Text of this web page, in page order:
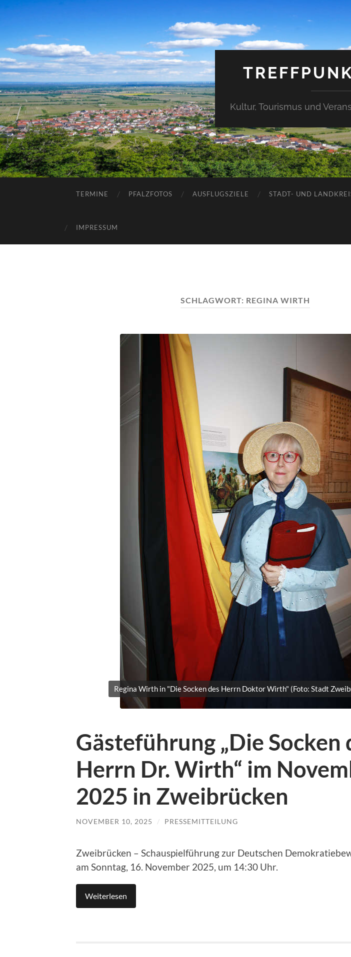
Kultur, Tourismus und
TERMINE PFALZFOTOS AUSFLUGSZIELE STADT- UND
IMPRESSUM
SCHLAGWORT: REGINA WIRTH
Regina Wirth in "Die Socken des Herrn Doktor Wirth" (Foto: Stadt
Gästeführung „Die Socken
Herrn Dr. Wirth“ im
2025 in Zweibrücken
NOVEMBER 10, 2025 / PRESSEMITTEILUNG
Zweibrücken – Schauspielführung zur Deutschen
am Sonntag, 16. November 2025, um 14:30 Uhr.
Weiterlesen